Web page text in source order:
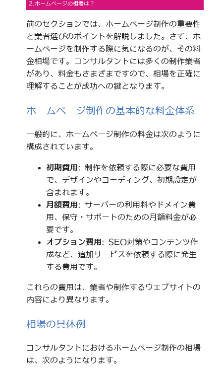
2.ホームページの相場は？
前のセクションでは、ホームページ制作の重要性
と業者選びのポイントを解説しました。さて、ホ
ームページを制作する際に気になるのが、その料
金相場です。コンサルタントには多くの制作業者
があり、料金もさまざまですので、相場を正確に
理解することが成功への鍵となります。
ホームページ制作の基本的な料金体系
一般的に、ホームページ制作の料金は次のように
構成されています。
初期費用: 制作を依頼する際に必要な費用
で、デザインやコーディング、初期設定が
含まれます。
月額費用: サーバーの利用料やドメイン費
用、保守・サポートのための月額料金が必
要です。
オプション費用: SEO対策やコンテンツ作
成など、追加サービスを依頼する際に発生
する費用です。
これらの費用は、業者や制作するウェブサイトの
内容により異なります。
相場の具体例
コンサルタントにおけるホームページ制作の相場
は、次のようになります。